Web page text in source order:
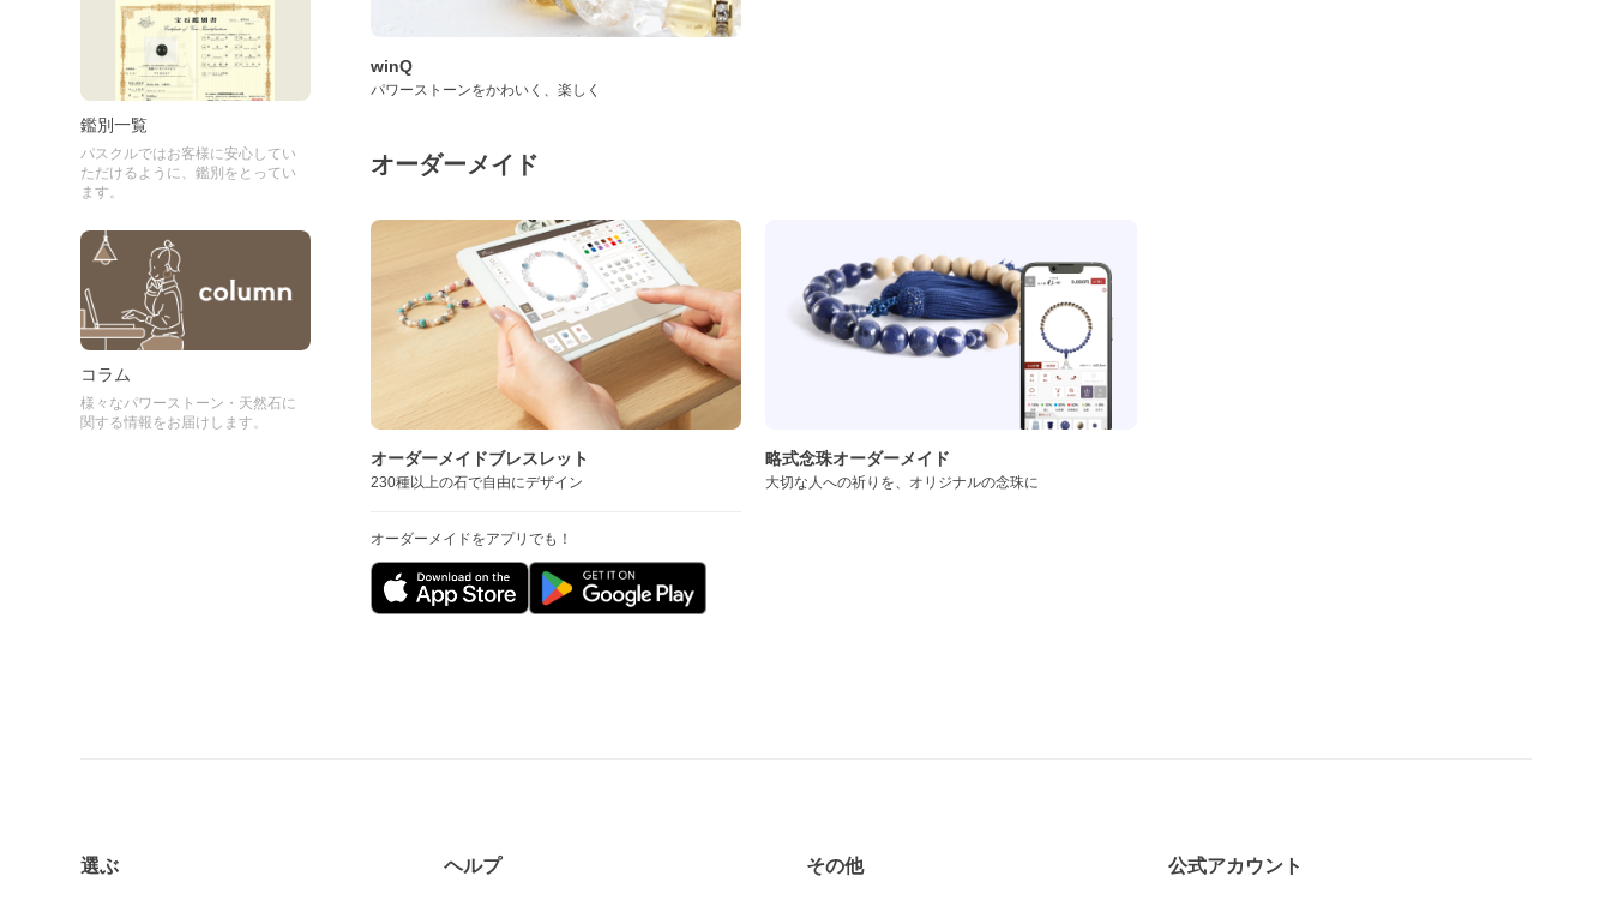
鑑別一覧
パスクルではお客様に安心してい
ただけるように、鑑別をとってい
ます。
コラム
様々なパワーストーン・天然石に
関する情報をお届けします。
winQ
パワーストーンをかわいく、楽しく
オーダーメイド
オーダーメイドブレスレット
230種以上の石で自由にデザイン
オーダーメイドをアプリでも！
略式念珠オーダーメイド
大切な人への祈りを、オリジナルの念珠に
選ぶ ヘルプ その他 公式アカウント